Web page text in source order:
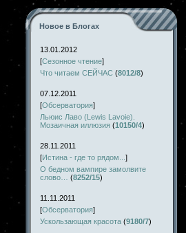
Новое в Блогах
13.01.2012
[Сезонное чтение]
Что читаем СЕЙЧАС (8012/8)
07.12.2011
[Обсерватория]
Льюис Лаво (Lewis Lavoie).
Мозаичная иллюзия (10150/4)
28.11.2011
[Истина - где то рядом... ]
О бедном вампире замолвите
слово…
(8252/15)
11.11.2011
[Обсерватория]
Ускользающая красота (9180/7)